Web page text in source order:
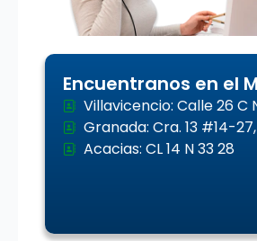
Encuentranos en el
Villavicencio: Calle 26 C
Granada: Cra. 13 #14-
Acacias: CL 14 N 33 28